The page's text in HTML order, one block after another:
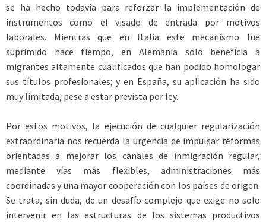
se ha hecho todavía para reforzar la implementación de
instrumentos como el visado de entrada por motivos
laborales. Mientras que en Italia este mecanismo fue
suprimido hace tiempo, en Alemania solo beneficia a
migrantes altamente cualificados que han podido homologar
sus títulos profesionales; y en España, su aplicación ha sido
muy limitada, pese a estar prevista por ley.
Por estos motivos, la ejecución de cualquier regularización
extraordinaria nos recuerda la urgencia de impulsar reformas
orientadas a mejorar los canales de inmigración regular,
mediante vías más flexibles, administraciones más
coordinadas y una mayor cooperación con los países de origen.
Se trata, sin duda, de un desafío complejo que exige no solo
intervenir en las estructuras de los sistemas productivos